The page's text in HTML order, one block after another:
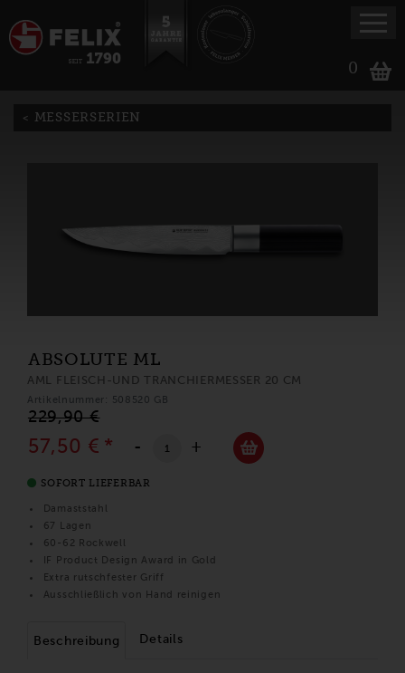
0
MESSERSERIEN
ABSOLUTE ML
AML FLEISCH-UND TRANCHIERMESSER 20 CM
Artikelnummer: 508520 GB
229,90 €
57,50 € * - +
SOFORT LIEFERBAR
Damaststahl
67 Lagen
60-62 Rockwell
IF Product Design Award in Gold
Extra rutschfester Griff
Ausschließlich von Hand reinigen
Beschreibung Details